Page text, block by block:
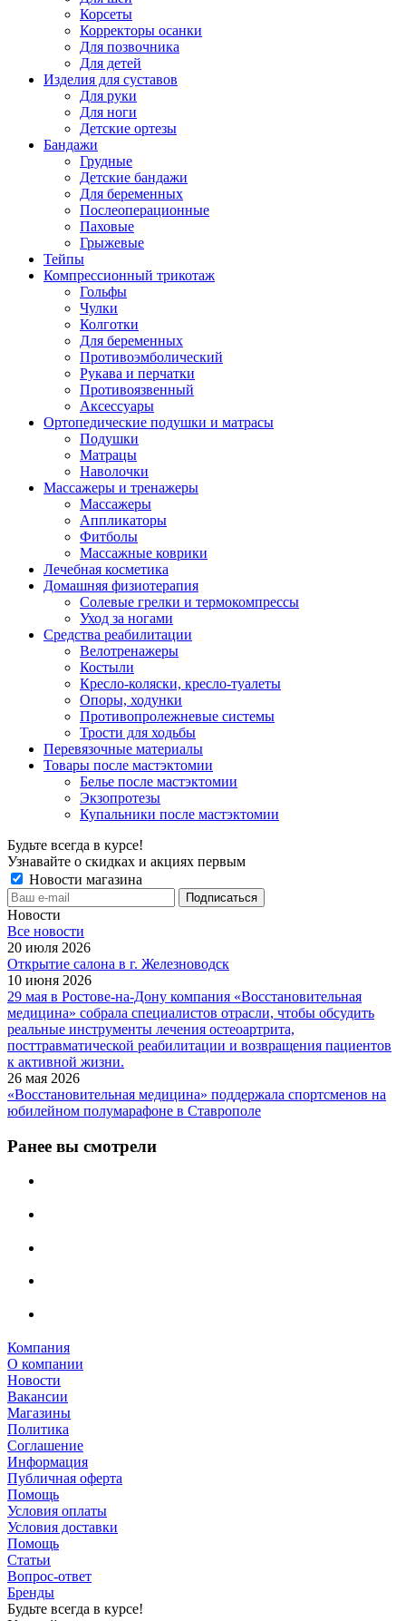
Корсеты
Корректоры осанки
Для позвочника
Для детей
Изделия для суставов
Для руки
Для ноги
Детские ортезы
Бандажи
Грудные
Детские бандажи
Для беременных
Послеоперационные
Паховые
Грыжевые
Тейпы
Компрессионный трикотаж
Гольфы
Чулки
Колготки
Для беременных
Противоэмболический
Рукава и перчатки
Противоязвенный
Аксессуары
Ортопедические подушки и матрасы
Подушки
Матрацы
Наволочки
Массажеры и тренажеры
Массажеры
Аппликаторы
Фитболы
Массажные коврики
Лечебная косметика
Домашняя физиотерапия
Солевые грелки и термокомпрессы
Уход за ногами
Средства реабилитации
Велотренажеры
Костыли
Кресло-коляски, кресло-туалеты
Опоры, ходунки
Противопролежневые системы
Трости для ходьбы
Перевязочные материалы
Товары после мастэктомии
Белье после мастэктомии
Экзопротезы
Купальники после мастэктомии
Будьте всегда в курсе!
Узнавайте о скидках и акциях первым
Новости магазина
Новости
Все новости
20 июля 2026
Открытие салона в г. Железноводск
10 июня 2026
29 мая в Ростове-на-Дону компания «Восстановительная
медицина» собрала специалистов отрасли, чтобы обсудить
реальные инструменты лечения остеоартрита,
посттравматической реабилитации и возвращения пациентов
к активной жизни.
26 мая 2026
«Восстановительная медицина» поддержала спортсменов на
юбилейном полумарафоне в Ставрополе
Ранее вы смотрели
Компания
О компании
Новости
Вакансии
Магазины
Политика
Соглашение
Информация
Публичная оферта
Помощь
Условия оплаты
Условия доставки
Помощь
Статьи
Вопрос-ответ
Бренды
Будьте всегда в курсе!